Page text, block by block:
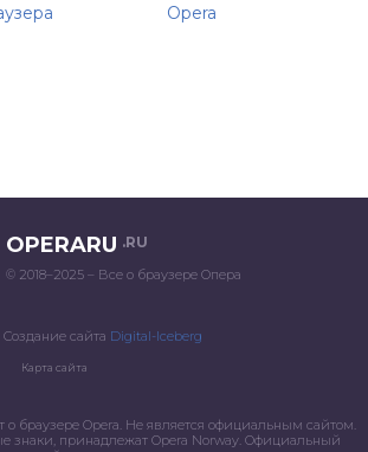
Opera
OPERARU .RU
© 2018–2025 – Все о браузере Опера
Создание сайта Digital-Iceberg
Карта сайта
браузере Opera. Не является официальным сайтом.
знаки, принадлежат Opera Norway. Официальный